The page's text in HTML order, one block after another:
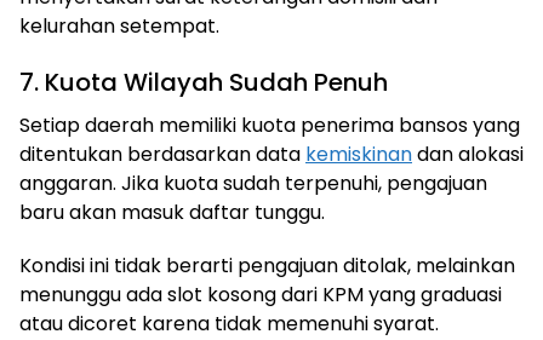
kelurahan setempat.
7. Kuota Wilayah Sudah Penuh
Setiap daerah memiliki kuota penerima bansos yang
ditentukan berdasarkan data kemiskinandan alokasi
anggaran. Jika kuota sudah terpenuhi, pengajuan
baru akan masuk daftar tunggu.
Kondisi ini tidak berarti pengajuan ditolak, melainkan
menunggu ada slot kosong dari KPM yang graduasi
atau dicoret karena tidak memenuhi syarat.